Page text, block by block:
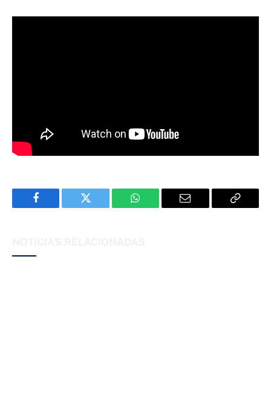
Facebook Twitter WhatsApp Email
Copy